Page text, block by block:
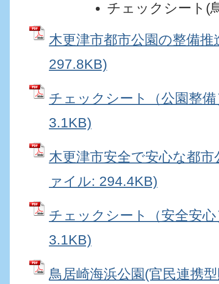
チェックシート(
木更津市都市公園の整備
297.8KB)
チェックシート（公園整
3.1KB)
木更津市安全で安心な都
ァイル: 294.4KB)
チェックシート（安全安
3.1KB)
鳥居崎海浜公園(官民連携